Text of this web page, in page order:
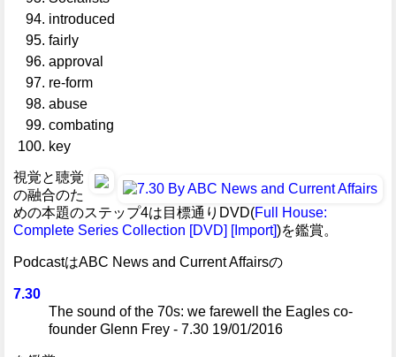
introduced
fairly
approval
re-form
abuse
combating
key
視覚と聴覚
の融合のた
めの本題のステップ4は目標通りDVD(Full House:
Complete Series Collection [DVD] [Import])を鑑賞。
PodcastはABC News and Current Affairsの
7.30
The sound of the 70s: we farewell the Eagles co-
founder Glenn Frey - 7.30 19/01/2016